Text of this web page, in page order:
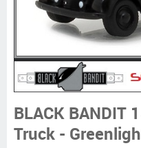
BLACK BANDIT
Truck -